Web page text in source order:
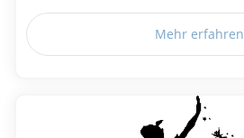
Mehr erfahren